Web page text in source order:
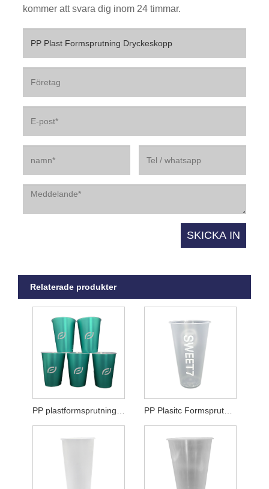
kommer att svara dig inom 24 timmar.
Relaterade produkter
PP plastformsprutningskopp PP Plasitc Formsprutning Mjölkkopp